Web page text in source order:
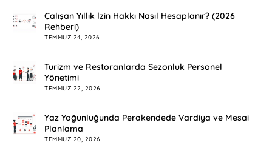
Çalışan Yıllık İzin Hakkı Nasıl Hesaplanır? (2026
Rehberi)
TEMMUZ 24, 2026
Turizm ve Restoranlarda Sezonluk Personel
Yönetimi
TEMMUZ 22, 2026
Yaz Yoğunluğunda Perakendede Vardiya ve Mesai
Planlama
TEMMUZ 20, 2026